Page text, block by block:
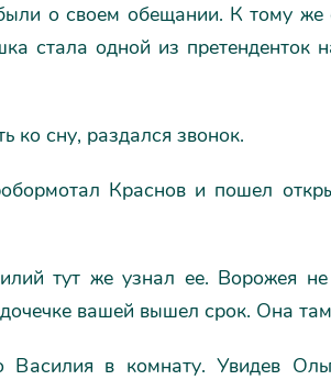
о своем обещании. К тому
стала одной из претенденток
ко сну, раздался звонок.
Краснов и пошел
тут же узнал ее. Ворожея
вашей вышел срок. Она
Василия в комнату. Увидев